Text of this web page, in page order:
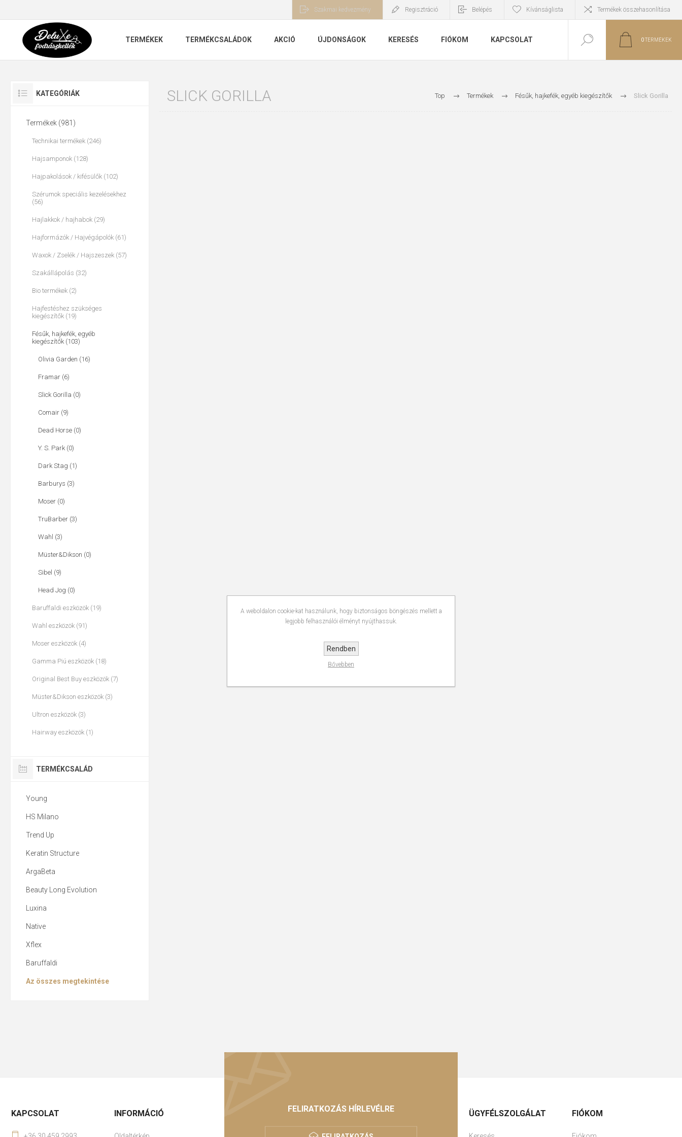
Szakmai kedvezmény Regisztráció Belépés Kívánságlista Termékek összehasonlítása
TERMÉKEK TERMÉKCSALÁDOK AKCIÓ ÚJDONSÁGOK KERESÉS FIÓKOM KAPCSOLAT 0TERMÉKEK
Top Termékek Fésűk, hajkefék, egyéb kiegészítők Slick Gorilla
SLICK GORILLA
KATEGÓRIÁK
Termékek (981)
Technikai termékek (246)
Hajsamponok (128)
Hajpakolások / kifésülők (102)
Szérumok speciális kezelésekhez
(56)
Hajlakkok / hajhabok (29)
Hajformázók / Hajvégápolók (61)
Waxok / Zselék / Hajszeszek (57)
Szakállápolás (32)
Bio termékek (2)
Hajfestéshez szükséges
kiegészítők (19)
Fésűk, hajkefék, egyéb
kiegészítők (103)
Olivia Garden (16)
Framar (6)
Slick Gorilla (0)
Comair (9)
Dead Horse (0)
Y. S. Park (0)
Dark Stag (1)
Barburys (3)
Moser (0)
TruBarber (3)
Wahl (3)
Müster&Dikson (0)
Sibel (9)
Head Jog (0)
Baruffaldi eszközök (19)
Wahl eszközök (91)
Moser eszközök (4)
Gamma Piú eszközök (18)
Original Best Buy eszközök (7)
Müster&Dikson eszközök (3)
Ultron eszközök (3)
Hairway eszközök (1)
TERMÉKCSALÁD
Young
HS Milano
Trend Up
Keratin Structure
ArgaBeta
Beauty Long Evolution
Luxina
Native
Xflex
Baruffaldi
Az összes megtekintése
FELIRATKOZÁS HÍRLEVÉLRE
KAPCSOLAT INFORMÁCIÓ ÜGYFÉLSZOLGÁLAT FIÓKOM
A weboldalon cookie-kat használunk, hogy biztonságos böngészés mellett a
legjobb felhasználói élményt nyújthassuk.
Rendben
Bővebben